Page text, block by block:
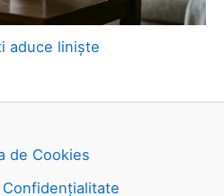
aduce liniște
de Cookies